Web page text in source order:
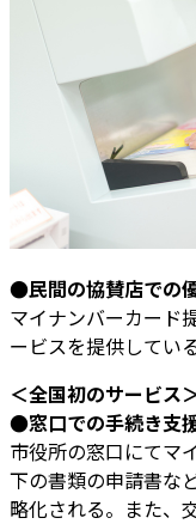
●民間の協賛店での
マイナンバーカード
ービスを提供している
＜全国初のサービス
●窓口での手続き支
市役所の窓口にてマ
下の書類の申請書な
略化される。また、